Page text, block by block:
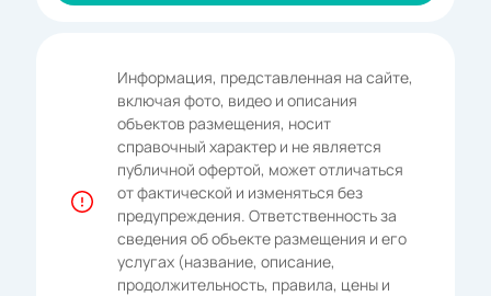
Информация, представленная на сайте,
включая фото, видео и описания
объектов размещения, носит
справочный характер и не является
публичной офертой, может отличаться
от фактической и изменяться без
предупреждения. Ответственность за
сведения об объекте размещения и его
услугах (название, описание,
продолжительность, правила, цены и